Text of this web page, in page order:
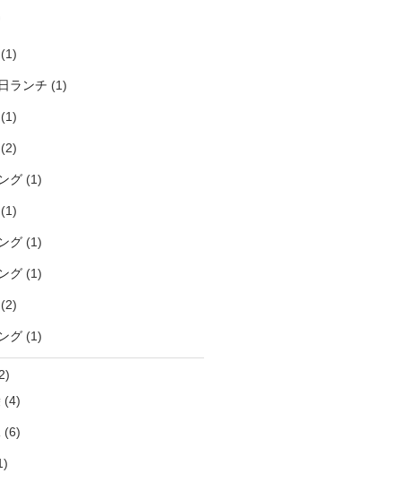
(1)
ランチ (1)
(1)
(2)
グ(1)
(1)
グ(1)
グ(1)
(2)
グ(1)
(4)
(6)